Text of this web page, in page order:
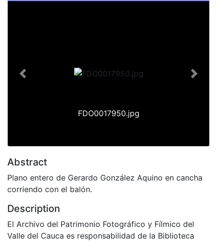
FDO0017950.jpg
Previous Next
Abstract
Plano entero de Gerardo González Aquino en cancha
corriendo con el balón.
Description
El Archivo del Patrimonio Fotográfico y Fílmico del
Valle del Cauca es responsabilidad de la Biblioteca